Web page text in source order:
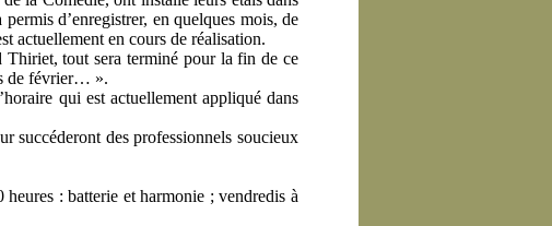
d’enregistrer, en quelques mois, de
actuellement en cours de réalisation.
tout sera terminé pour la fin de ce
de février… ».
qui est actuellement appliqué dans
succéderont des professionnels soucieux
: batterie et harmonie ; vendredis à